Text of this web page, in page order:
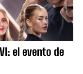
el evento de